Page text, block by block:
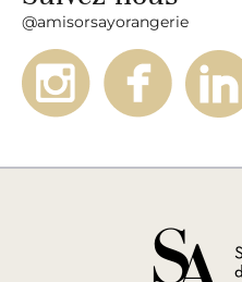
@amisorsayorangerie